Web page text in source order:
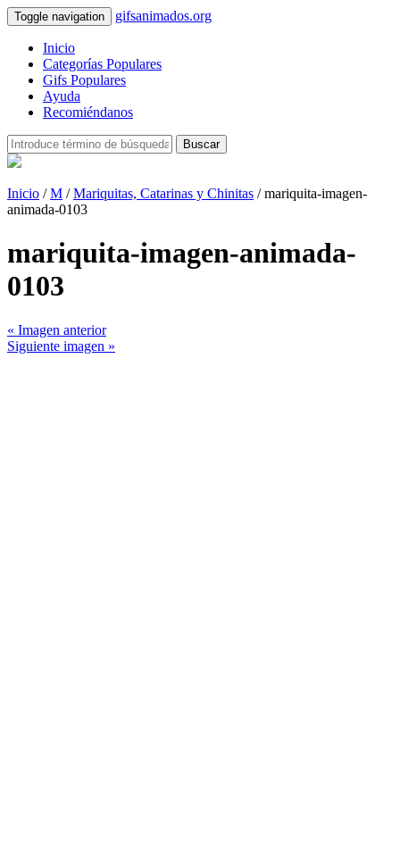
Toggle navigation gifsanimados.org
Inicio
Categorías Populares
Gifs Populares
Ayuda
Recomiéndanos
Buscar
Inicio /M /Mariquitas, Catarinas y Chinitas / mariquita-imagen-
animada-0103
mariquita-imagen-animada-
0103
« Imagen anterior
Siguiente imagen »